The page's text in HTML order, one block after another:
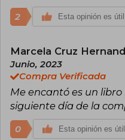
del infierno y
2 Esta opinión es útil
Marcela Cruz
Junio, 2023
Compra Verificada
Me encantó es un
siguiente día de la
0 Esta opinión es útil